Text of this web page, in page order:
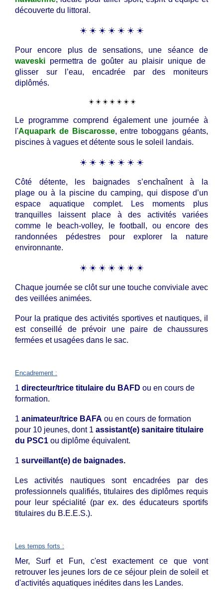
découverte du littoral.
☀️ ☀️ ☀️ ☀️ ☀️ ☀️ ☀️
Pour encore plus de sensations, une séance de
waveski permettra de goûter au plaisir unique de
glisser sur l’eau, encadrée par des moniteurs
diplômés.
☀️ ☀️ ☀️ ☀️ ☀️ ☀️ ☀️
Le programme comprend également une journée à
l'Aquapark de Biscarosse, entre toboggans géants,
piscines à vagues et détente sous le soleil landais.
☀️ ☀️ ☀️ ☀️ ☀️ ☀️ ☀️
Côté détente, les baignades s’enchaînent à la
plage ou à la piscine du camping, qui dispose d’un
espace aquatique complet. Les moments plus
tranquilles laissent place à des activités variées
comme le beach-volley, le football, ou encore des
randonnées pédestres pour explorer la nature
environnante.
☀️ ☀️ ☀️ ☀️ ☀️ ☀️ ☀️
Chaque journée se clôt sur une touche conviviale avec
des veillées animées.
Pour la pratique des activités sportives et nautiques, il
est conseillé de prévoir une paire de chaussures
fermées et usagées dans le sac.
Encadrement :
1 directeur/trice titulaire du BAFD ou en cours de
formation.
1 animateur/trice BAFA ou en cours de formation
pour 10 jeunes, dont 1 assistant(e) sanitaire titulaire
du PSC1 ou diplôme équivalent.
1 surveillant(e) de baignades.
Les activités nautiques sont encadrées par des
professionnels qualifiés, titulaires des diplômes requis
pour leur spécialité (par ex. des éducateurs sportifs
titulaires du B.E.E.S.).
Les temps forts :
Mer, Surf et Fun, c'est exactement ce que vont
retrouver les jeunes lors de ce séjour plein de soleil et
d'activités aquatiques inédites dans les Landes.